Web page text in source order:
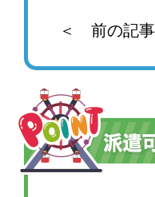
＜ 前の記